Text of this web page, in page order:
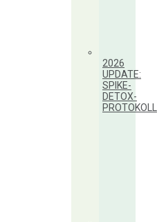
2026
UPDATE:
SPIKE-
DETOX-
PROTOKOLL